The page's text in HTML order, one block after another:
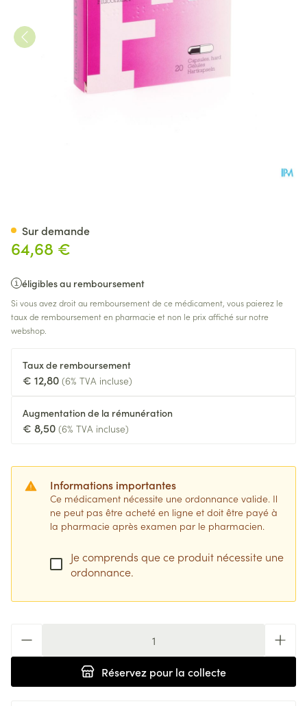
64,68 €
éligibles au remboursement
Si vous avez droit au remboursement de ce médicament, vous paierez le
taux de remboursement en pharmacie et non le prix affiché sur notre
webshop.
Taux de remboursement
€ 12,80 (6% TVA incluse)
Augmentation de la rémunération
€ 8,50 (6% TVA incluse)
Informations importantes
Ce médicament nécessite une ordonnance valide. Il
ne peut pas être acheté en ligne et doit être payé à
la pharmacie après examen par le pharmacien.
Je comprends que ce produit nécessite une
ordonnance.
Réservez pour la collecte
Sur demande